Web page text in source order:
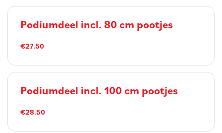
Podiumdeel incl. 80 cm pootjes
€27.50
Podiumdeel incl. 100 cm pootjes
€28.50